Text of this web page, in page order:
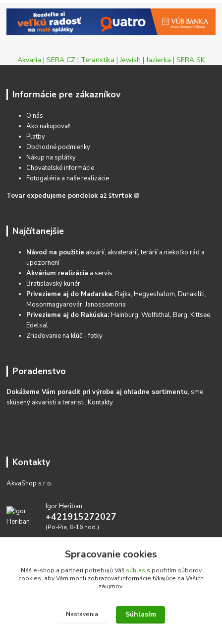
Akvaria | SERA CZ | Teraristika |Jewish |Jazierka | SERA SK
Informácie pre zákazníkov
O nás
Ako nakupovať
Platby
Obchodné podmienky
Nákup na splátky
Chovateľské informácie
Fotogaléria a naše realizácie
Tovar expedujeme pondelok až štvrtok 🟢
Najčítanejšie
Návod na použitie akvárií, akvaterárií, terárií a niekoľko rád a
upozornení
Akvárium realizácia a servis
Bratislavský kuriér
Privezieme aj do Maďarska:Rajka, Hegyeshalom, Dunakiliti,
Mosonmagyarovár, Janossomoria
Privezieme aj do Rakúska:Hainburg, Wolfsthal, Berg, Kittsee,
Edelsal
Zriaďovanie na kĺúč - fotky
Poradenstvo
Dokážeme Vám poradiť pri výrobe aj ohľadne sortimentu, sme
skúsený akvaristi a teraristi.Kontakty
Kontakty
AkvaShop s.r.o.
Igor Heriban
+421915272027
(Po-Pia, 8-16 hod.)
Realizujeme prírodné akvária: AkvaShop s.r.o. • IBAN:
Spracovanie cookies
Náš e-shop a partneri potrebujú Váš súhlas s použitím súborov
cookies, aby Vám mohli zobrazovať informácie týkajúce sa Vašich
záujmov.
Nastavenia Súhlasím